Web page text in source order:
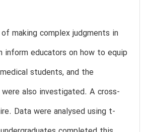
making complex judgments in
inform educators on how to equip
students, and the
also investigated. A cross-
Data were analysed using t-